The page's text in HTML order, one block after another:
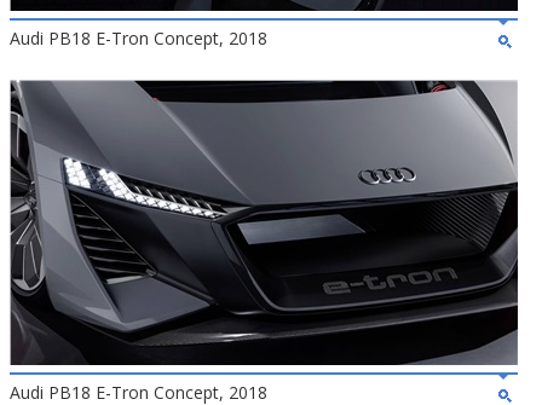
Audi PB18 E-Tron Concept, 2018
Audi PB18 E-Tron Concept, 2018